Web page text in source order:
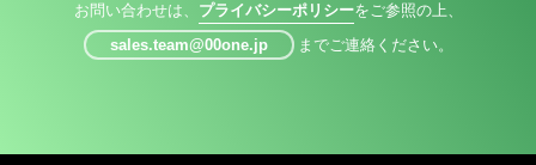
お問い合わせは、 プライバシーポリシーをご参照の上、
sales.team@00one.jp
までご連絡ください。